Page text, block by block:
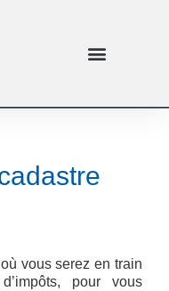
vous serez en train
pour vous